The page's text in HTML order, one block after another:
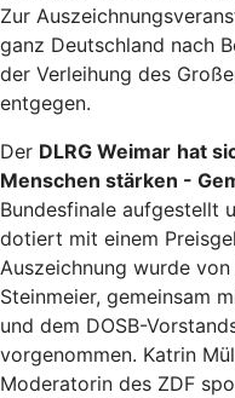
Zur
ganz Deutschland nach
der Verleihung des
entgegen.
Der DLRG Weimar hat
Menschen stärken -
Bundesfinale aufgestellt
dotiert mit einem
Auszeichnung wurde
Steinmeier, gemeinsam
und dem DOSB-
vorgenommen. Katrin
Moderatorin des ZDF